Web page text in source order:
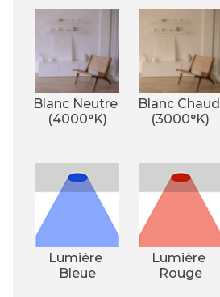
Blanc Neutre
(4000°K)
Blanc Chaud
(3000°K)
Lumière
Bleue
Lumière
Rouge